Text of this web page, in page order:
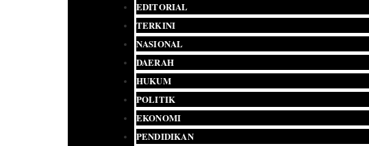
EDITORIAL
TERKINI
NASIONAL
DAERAH
HUKUM
POLITIK
EKONOMI
PENDIDIKAN